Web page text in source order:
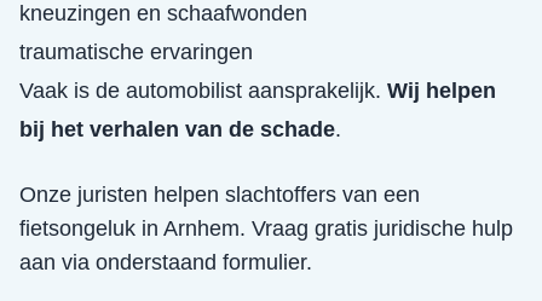
kneuzingen en schaafwonden
traumatische ervaringen
Vaak is de automobilist aansprakelijk. Wij helpen
bij het verhalen van de schade.
Onze juristen helpen slachtoffers van een
fietsongeluk in Arnhem. Vraag gratis juridische hulp
aan via onderstaand formulier.